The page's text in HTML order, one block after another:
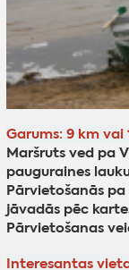
Garums: 9 km vai
Maršruts ved pa
pauguraines
Pārvietošanās
jāvadās pēc
Pārvietošanas
Interesantas